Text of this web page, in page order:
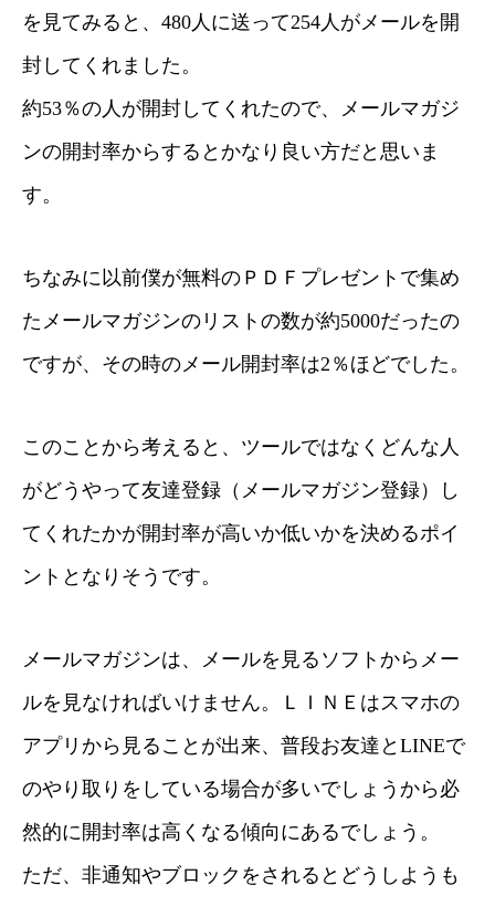
を見てみると、480人に送って254人がメールを開
封してくれました。
約53％の人が開封してくれたので、メールマガジ
ンの開封率からするとかなり良い方だと思いま
す。
ちなみに以前僕が無料のＰＤＦプレゼントで集め
たメールマガジンのリストの数が約5000だったの
ですが、その時のメール開封率は2％ほどでした。
このことから考えると、ツールではなくどんな人
がどうやって友達登録（メールマガジン登録）し
てくれたかが開封率が高いか低いかを決めるポイ
ントとなりそうです。
メールマガジンは、メールを見るソフトからメー
ルを見なければいけません。ＬＩＮＥはスマホの
アプリから見ることが出来、普段お友達とLINEで
のやり取りをしている場合が多いでしょうから必
然的に開封率は高くなる傾向にあるでしょう。
ただ、非通知やブロックをされるとどうしようも